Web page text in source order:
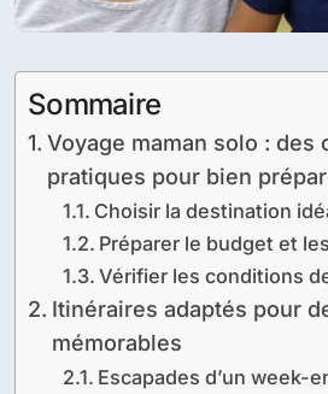
Sommaire
Voyage maman solo : des
pratiques pour bien
Choisir la destination
Préparer le budget et
Vérifier les conditions
Itinéraires adaptés pour
mémorables
Escapades d’un week-